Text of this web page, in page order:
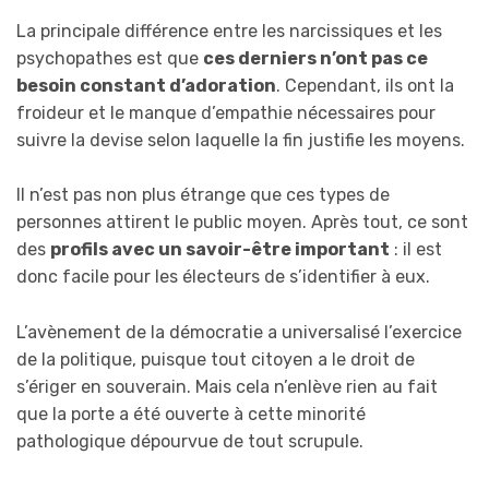
La principale différence entre les narcissiques et les
psychopathes est que ces derniers n’ont pas ce
besoin constant d’adoration. Cependant, ils ont la
froideur et le manque d’empathie nécessaires pour
suivre la devise selon laquelle la fin justifie les moyens.
Il n’est pas non plus étrange que ces types de
personnes attirent le public moyen. Après tout, ce sont
des profils avec un savoir-être important : il est
donc facile pour les électeurs de s’identifier à eux.
L’avènement de la démocratie a universalisé l’exercice
de la politique, puisque tout citoyen a le droit de
s’ériger en souverain. Mais cela n’enlève rien au fait
que la porte a été ouverte à cette minorité
pathologique dépourvue de tout scrupule.